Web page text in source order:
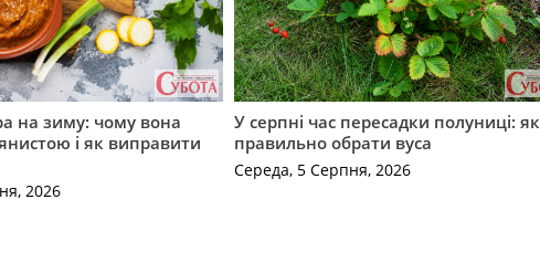
на зиму: чому вона
і як виправити
2026
У серпні час пересадки полуниці: як
правильно обрати вуса
Середа, 5 Серпня, 2026